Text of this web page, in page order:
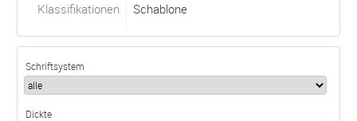
Klassifikationen Schablone
Schriftsystem
Dickte